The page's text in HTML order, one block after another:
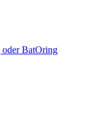
BatOring